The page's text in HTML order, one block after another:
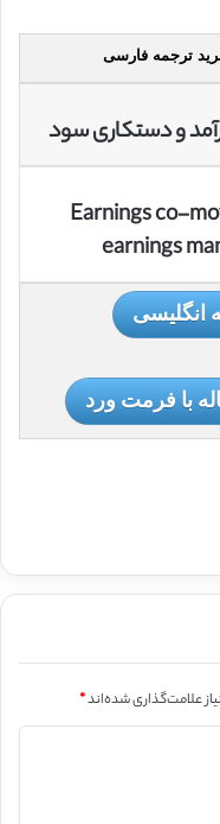
ترجمه فارسی
و دستکاری سود
Earnings co-
earnings
انگلیسی
با فرمت ورد
علامت‌گذاری شده‌اند*